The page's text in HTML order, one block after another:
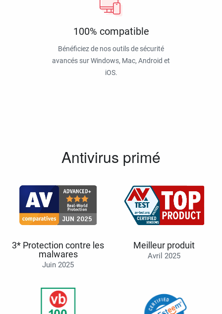
100% compatible
Bénéficiez de nos outils de sécurité
avancés sur Windows, Mac, Android et
iOS.
Antivirus primé
3* Protection contre les
malwares
Juin 2025
Meilleur produit
Avril 2025